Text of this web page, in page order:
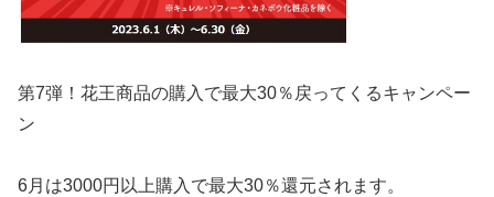
第7弾！花王商品の購入で最大30％戻ってくるキャンペー
ン
6月は3000円以上購入で最大30％還元されます。